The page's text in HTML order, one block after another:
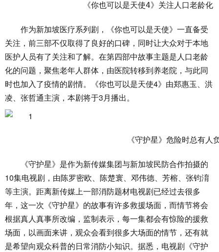
作为新加坡医疗系列剧，《你也可以是天使》一直备受
关注，前三部不仅取得了良好的口碑，同时让大众对于本地
医护人员有了关注和了解。在第四部中故事主题是人口老龄
化的问题，聚焦老年人群体，由医院转移到养老院，与此同
时也加入了疫情的剧情。《你也可以是天使4》由郑惠玉、洪
凌、张哲通主演，本剧将于3月播出。
《守护星》是作为新传媒集团与新加坡民防合作拍摄的
10集电视剧，由陈罗密欧、陈楚寰、邓伟德、芳榕、张钧淯
等主演。距离新传媒上一部消防题材电视剧已经过去很多
年，这一次《守护星》的故事有许多救援场面，而情节将会
根据真人真事所改编，监制表示，每一集都会有惊险的援救
场面，以画面来讲，观众会看到很多大场面的情节，还有就
是希望向观众科普的日常消防小知识。据悉，电视剧《守护